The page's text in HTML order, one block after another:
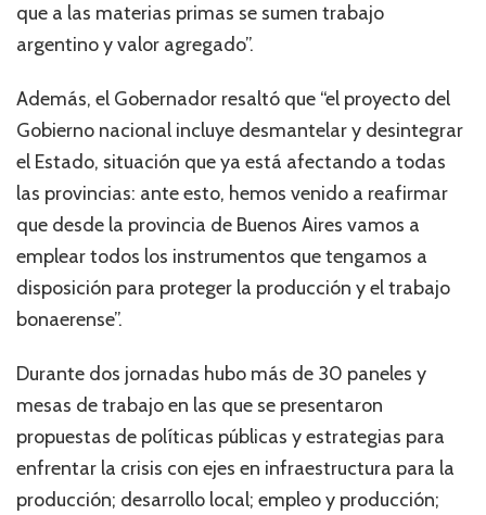
que a las materias primas se sumen trabajo
argentino y valor agregado”.
Además, el Gobernador resaltó que “el proyecto del
Gobierno nacional incluye desmantelar y desintegrar
el Estado, situación que ya está afectando a todas
las provincias: ante esto, hemos venido a reafirmar
que desde la provincia de Buenos Aires vamos a
emplear todos los instrumentos que tengamos a
disposición para proteger la producción y el trabajo
bonaerense”.
Durante dos jornadas hubo más de 30 paneles y
mesas de trabajo en las que se presentaron
propuestas de políticas públicas y estrategias para
enfrentar la crisis con ejes en infraestructura para la
producción; desarrollo local; empleo y producción;